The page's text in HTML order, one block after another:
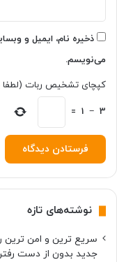
ن
س
گ
ا
ذخیره نام، ایمیل و
می‌نویسم.
کپچای تشخیص ربات (لطفا
3
−
1
=
نوشته‌های تازه
سریع ترین و امن ترین
جدید بدون از دست